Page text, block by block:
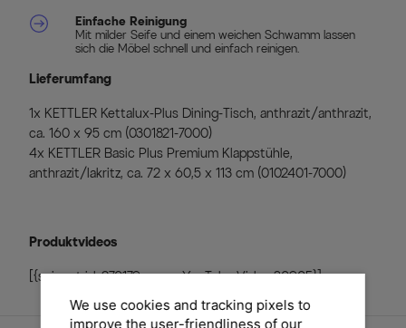
Einfache Reinigung
Mit milder Seife und einem weichen Schwamm lassen
sich die Möbel schnell und einfach reinigen.
Lieferumfang
1x KETTLER Kettalux-Plus Dining-Tisch, anthrazit/anthrazit,
ca. 160 x 95 cm (0301821-7000)
4x KETTLER Basic Plus Premium Klappstühle,
anthrazit/lakritz, ca. 72 x 60,5 x 113 cm (0102401-7000)
Produktvideos
[{snippet id=270179 name=YouTube Video 30905}]
We use cookies and tracking pixels to
improve the user-friendliness of our